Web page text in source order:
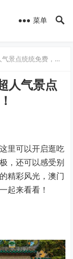
菜单
费，轻松打卡不花钱！
人气景点
里可以开启逛吃
，还可以感受别
精彩风光，澳门
起来看看！